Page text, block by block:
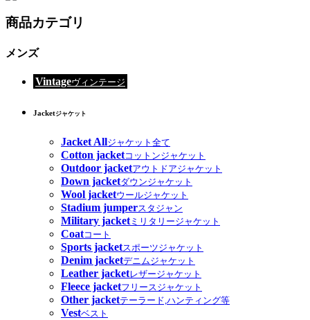
商品カテゴリ
メンズ
Vintageヴィンテージ
Jacketジャケット
Jacket Allジャケット全て
Cotton jacketコットンジャケット
Outdoor jacketアウトドアジャケット
Down jacketダウンジャケット
Wool jacketウールジャケット
Stadium jumperスタジャン
Military jacketミリタリージャケット
Coatコート
Sports jacketスポーツジャケット
Denim jacketデニムジャケット
Leather jacketレザージャケット
Fleece jacketフリースジャケット
Other jacketテーラード,ハンティング等
Vestベスト